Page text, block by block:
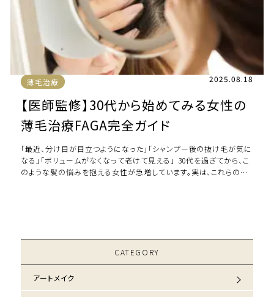
薄毛治療 2025.08.18
【医師監修】30代から始めてみる女性の
薄毛治療FAGA完全ガイド
「最近、分け目が目立つようになった」「シャンプー後の抜け毛が気に
なる」「ボリュームがなくなって老けて見える」――― 30代を過ぎてから、こ
のような髪の悩みを抱える女性が急増しています。実は、これらの症
CATEGORY
アートメイク